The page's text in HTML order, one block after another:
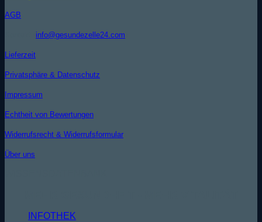
AGB
info@gesundezelle24.com
Lieferzeit
Privatsphäre & Datenschutz
Impressum
Echtheit von Bewertungen
Widerrufsrecht & Widerrufsformular
Über uns
INFOTHEK